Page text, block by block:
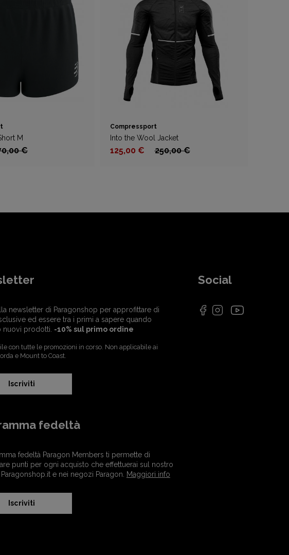
M
€
Compressport
Into the Wool Jacket
125,00 € 250,00 €
newsletter di Paragonshop per approfittare di
ed essere tra i primi a sapere quando
nuovi prodotti. -10% sul primo ordine
con tutte le promozioni in corso. Non applicabile ai
e Mount to Coast.
Iscriviti
fedeltà
fedeltà Paragon Members ti permette di
punti per ogni acquisto che effettuerai sul nostro
e nei negozi Paragon. Maggiori info
Iscriviti
Social